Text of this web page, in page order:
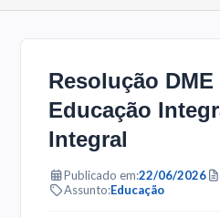
Resolução DME
Educação
Integral
Publicado em:22/06/2026
Assunto:Educação